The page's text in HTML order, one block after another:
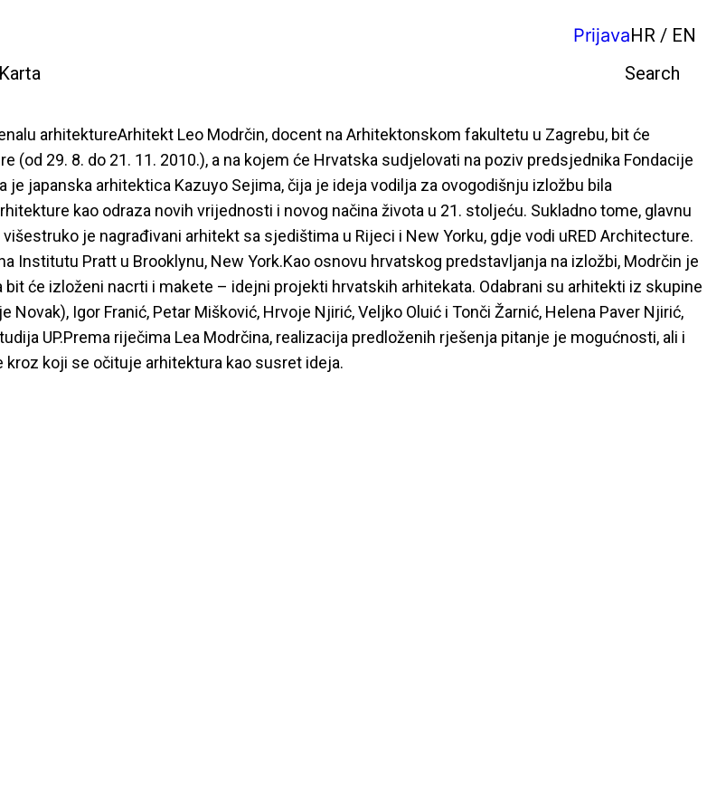
PrijavaHR / EN
Karta
arhitektureArhitekt Leo Modrčin, docent na Arhitektonskom fakultetu u Zagrebu, bit će
29. 8. do 21. 11. 2010.), a na kojem će Hrvatska sudjelovati na poziv predsjednika Fondacije
japanska arhitektica Kazuyo Sejima, čija je ideja vodilja za ovogodišnju izložbu bila
kao odraza novih vrijednosti i novog načina života u 21. stoljeću. Sukladno tome, glavnu
je nagrađivani arhitekt sa sjedištima u Rijeci i New Yorku, gdje vodi uRED Architecture.
Institutu Pratt u Brooklynu, New York.Kao osnovu hrvatskog predstavljanja na izložbi, Modrčin je
će izloženi nacrti i makete – idejni projekti hrvatskih arhitekata. Odabrani su arhitekti iz skupine
Novak), Igor Franić, Petar Mišković, Hrvoje Njirić, Veljko Oluić i Tonči Žarnić, Helena Paver Njirić,
UP.Prema riječima Lea Modrčina, realizacija predloženih rješenja pitanje je mogućnosti, ali i
koji se očituje arhitektura kao susret ideja.